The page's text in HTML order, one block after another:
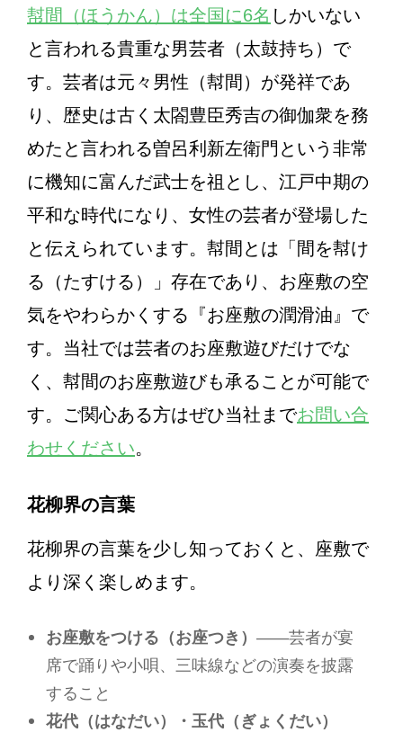
幇間（ほうかん）は全国に6名 しかいない
と言われる貴重な男芸者（太鼓持ち）で
す。芸者は元々男性（幇間）が発祥であ
り、歴史は古く太閤豊臣秀吉の御伽衆を務
めたと言われる曽呂利新左衛門という非常
に機知に富んだ武士を祖とし、江戸中期の
平和な時代になり、女性の芸者が登場した
と伝えられています。幇間とは「間を幇け
る（たすける）」存在であり、お座敷の空
気をやわらかくする『お座敷の潤滑油』で
す。当社では芸者のお座敷遊びだけでな
く、幇間のお座敷遊びも承ることが可能で
す。ご関心ある方はぜひ当社までお問い合
わせください。
花柳界の言葉
花柳界の言葉を少し知っておくと、座敷で
より深く楽しめます。
お座敷をつける（お座つき） ——芸者が宴
席で踊りや小唄、三味線などの演奏を披露
すること
花代（はなだい）・玉代（ぎょくだい）